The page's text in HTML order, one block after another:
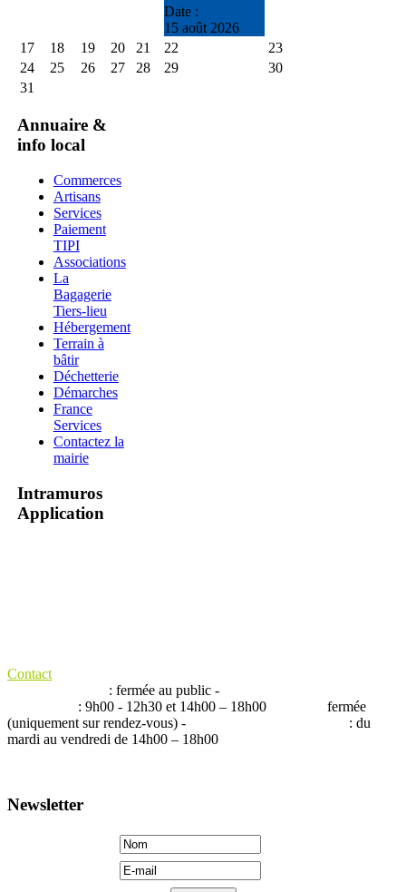
Date :
15 août 2026
17 18 19 20 21 22
23
24
25 26 27 28 29
30
31
Annuaire &
info local
Commerces
Artisans
Services
Paiement
TIPI
Associations
La
Bagagerie
Tiers-lieu
Hébergement
Terrain à
bâtir
Déchetterie
Démarches
France
Services
Contactez la
mairie
Intramuros
Application
Contact
: fermée au public -
: 9h00 - 12h30 et 14h00 – 18h00
fermée
(uniquement sur rendez-vous) -
: du
mardi au vendredi de 14h00 – 18h00
Newsletter